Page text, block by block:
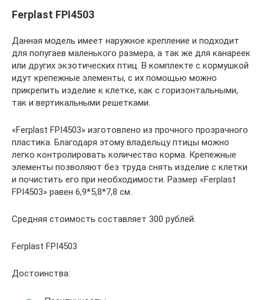
Ferplast FPI4503
Данная модель имеет наружное крепление и подходит
для попугаев маленького размера, а так же для канареек
или других экзотических птиц. В комплекте с кормушкой
идут крепежные элементы, с их помощью можно
прикрепить изделие к клетке, как с горизонтальными,
так и вертикальными решетками.
«Ferplast FPI4503» изготовлено из прочного прозрачного
пластика. Благодаря этому владельцу птицы можно
легко контролировать количество корма. Крепежные
элементы позволяют без труда снять изделие с клетки
и почистить его при необходимости. Размер «Ferplast
FPI4503» равен 6,9*5,8*7,8 см.
Средняя стоимость составляет 300 рублей.
Ferplast FPI4503
Достоинства: